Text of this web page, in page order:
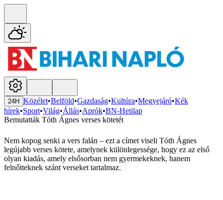
24H Közélet•Belföld•Gazdaság•Kultúra•Megyejáró•Kék
hírek•Sport•Világ•Állás•Aprók•BN-Hetilap
Bemutatták Tóth Ágnes verses kötetét
Nem kopog senki a vers falán – ezt a címet viseli Tóth Ágnes
legújabb verses kötete, amelynek különlegessége, hogy ez az első
olyan kiadás, amely elsősorban nem gyermekeknek, hanem
felnőtteknek szánt verseket tartalmaz.